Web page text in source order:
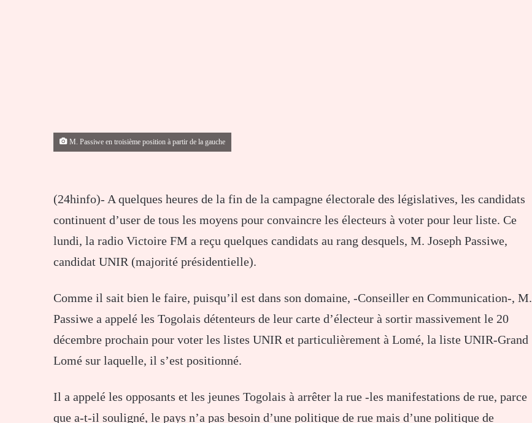
M. Passiwe en troisième position à partir de la gauche
(24hinfo)- A quelques heures de la fin de la campagne électorale des législatives, les candidats
continuent d’user de tous les moyens pour convaincre les électeurs à voter pour leur liste. Ce
lundi, la radio Victoire FM a reçu quelques candidats au rang desquels, M. Joseph Passiwe,
candidat UNIR (majorité présidentielle).
Comme il sait bien le faire, puisqu’il est dans son domaine, -Conseiller en Communication-, M.
Passiwe a appelé les Togolais détenteurs de leur carte d’électeur à sortir massivement le 20
décembre prochain pour voter les listes UNIR et particulièrement à Lomé, la liste UNIR-Grand
Lomé sur laquelle, il s’est positionné.
Il a appelé les opposants et les jeunes Togolais à arrêter la rue -les manifestations de rue, parce
que a-t-il souligné, le pays n’a pas besoin d’une politique de rue mais d’une politique de